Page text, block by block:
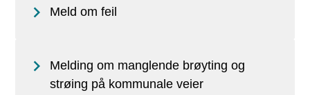
Meld om feil
Melding om manglende brøyting og
strøing på kommunale veier